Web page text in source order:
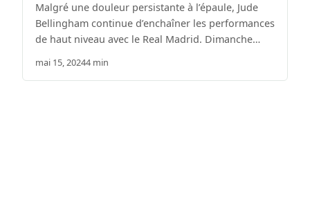
Malgré une douleur persistante à l’épaule, Jude
Bellingham continue d’enchaîner les performances
de haut niveau avec le Real Madrid. Dimanche…
mai 15, 20244 min